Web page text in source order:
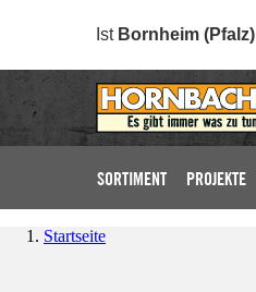
Ist Bornheim (Pfalz)
SORTIMENT PROJEKTE
Startseite